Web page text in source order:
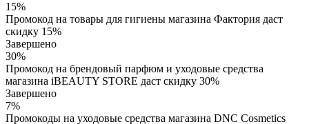
15%
Промокод на товары для гигиены магазина Фактория даст
скидку 15%
Завершено
30%
Промокод на брендовый парфюм и уходовые средства
магазина iBEAUTY STORE даст скидку 30%
Завершено
7%
Промокоды на уходовые средства магазина DNC Cosmetics